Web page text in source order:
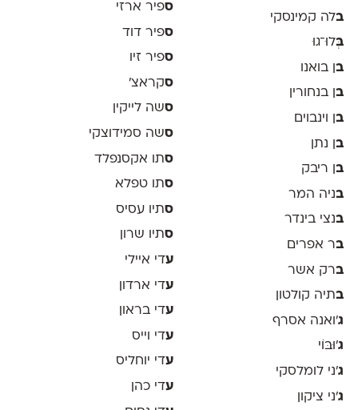
בלה קמינסקי
בְּלוּ־גוּ
בן בואנו
בן בנחורין
בן וינבוים
בן נתן
בן ריבק
בניה המר
בנצי בינדר
בר אפרים
ברק אשר
בתיה קולטון
ג'ואנה אסרף
ג'וּבּוֹי
ג׳ני לומלסקי
ג׳ני ציקון
ספיר ארזי
ספיר דוד
ספיר זיו
סקראצ׳
סשה לייקין
סשה סמידוצקי
סתו אקסנפלד
סתו טפלא
סתיו עסיס
סתיו שרון
עדי איילי
עדי ארדון
עדי בראון
עדי וייס
עדי יוחליס
עדי כהן